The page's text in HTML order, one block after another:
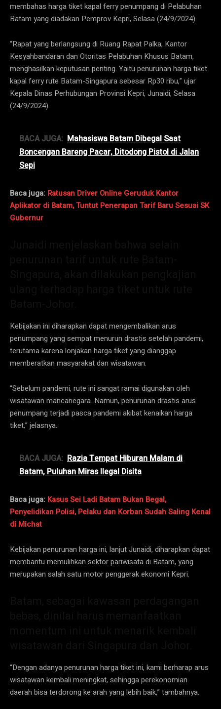
membahas harga tiket kapal ferry penumpang di Pelabuhan
Batam yang diadakan Pemprov Kepri, Selasa (24/9/2024).
“Rapat yang berlangsung di Ruang Rapat Palka, Kantor
Kesyahbandaran dan Otoritas Pelabuhan Khusus Batam,
menghasilkan keputusan penting. Yaitu penurunan harga tiket
kapal ferry rute Batam-Singapura sebesar Rp30 ribu,” ujar
Kepala Dinas Perhubungan Provinsi Kepri, Junaidi, Selasa
(24/9/2024).
BACA JUGA: Mahasiswa Batam Dibegal Saat
Boncengan Bareng Pacar, Ditodong Pistol di Jalan
Sepi
Baca juga: Ratusan Driver Online Geruduk Kantor
Aplikator di Batam, Tuntut Penerapan Tarif Baru Sesuai SK
Gubernur
Kebijakan ini diharapkan dapat mengembalikan arus
penumpang yang sempat menurun drastis setelah pandemi,
terutama karena lonjakan harga tiket yang dianggap
memberatkan masyarakat dan wisatawan.
“Sebelum pandemi, rute ini sangat ramai digunakan oleh
wisatawan mancanegara. Namun, penurunan drastis arus
penumpang terjadi pasca pandemi akibat kenaikan harga
tiket,” jelasnya.
BACA JUGA: Razia Tempat Hiburan Malam di
Batam, Puluhan Miras Ilegal Disita
Baca juga: Kasus Sei Ladi Batam Bukan Begal,
Penyelidikan Polisi, Pelaku dan Korban Sudah Saling Kenal
di Michat
Kebijakan penurunan harga ini, lanjut Junaidi, diharapkan dapat
membantu memulihkan sektor pariwisata di Batam, yang
merupakan salah satu motor penggerak ekonomi Kepri.
“Dengan adanya penurunan harga tiket ini, kami berharap arus
wisatawan kembali meningkat, sehingga perekonomian
daerah bisa terdorong ke arah yang lebih baik,” tambahnya.